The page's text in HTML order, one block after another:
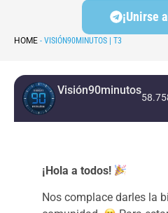
¡Unirse
HOME - VISIÓN90MINUTOS | T3
Visión90minutos
¡Hola a todos!
Nos complace darles la